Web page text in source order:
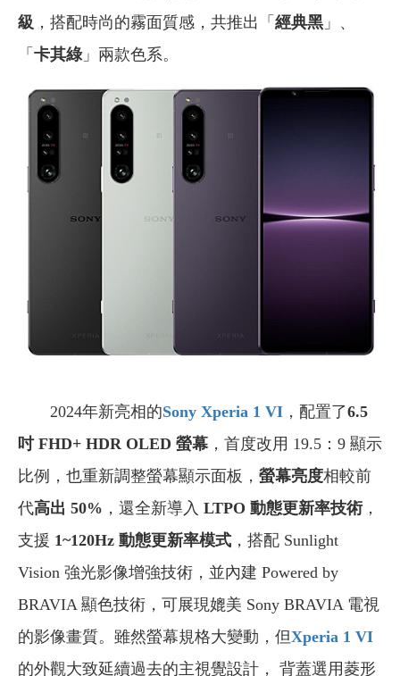
級 ，搭配時尚的霧面質感，共推出「 經典黑 」、
「 卡其綠」兩款色系。
2024年新亮相的Sony Xperia 1 VI ，配置了6.5
吋 FHD+ HDR OLED 螢幕 ，首度改用 19.5：9 顯示
比例，也重新調整螢幕顯示面板， 螢幕亮度相較前
代高出 50% ，還全新導入 LTPO 動態更新率技術，
支援 1~120Hz 動態更新率模式 ，搭配 Sunlight
Vision 強光影像增強技術，並內建 Powered by
BRAVIA 顯色技術，可展現媲美 Sony BRAVIA 電視
的影像畫質。雖然螢幕規格大變動，但Xperia 1 VI
的外觀大致延續過去的主視覺設計， 背蓋選用菱形